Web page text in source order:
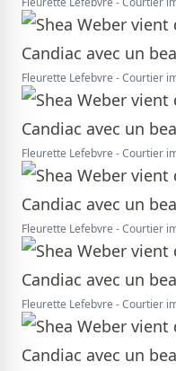
Fleurette Lefebvre - Courtier
Fleurette Lefebvre - Courtier
Fleurette Lefebvre - Courtier
Fleurette Lefebvre - Courtier